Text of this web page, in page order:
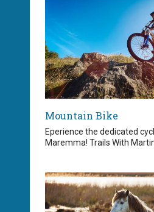
Mountain Bike
Eperience the dedicated
Maremma! Trails With Martin